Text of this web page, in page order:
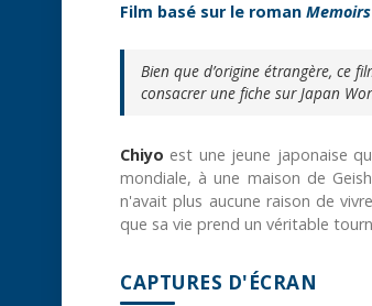
Film basé sur le roman
Bien que d’origine étrangère, ce
consacrer une fiche sur Japan
Chiyo est une jeune japonaise
mondiale, à une maison de
n'avait plus aucune raison de
que sa vie prend un véritable
CAPTURES D'ÉCRAN